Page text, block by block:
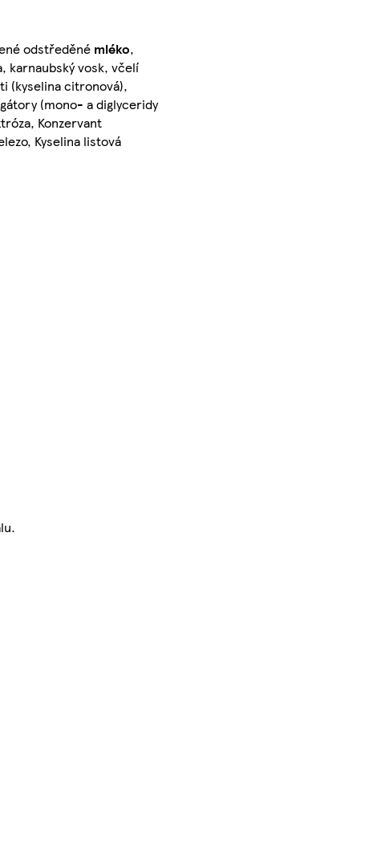
odstředěné mléko,
karnaubský vosk, včelí
(kyselina citronová),
(mono- a diglyceridy
Konzervant
Kyselina listová